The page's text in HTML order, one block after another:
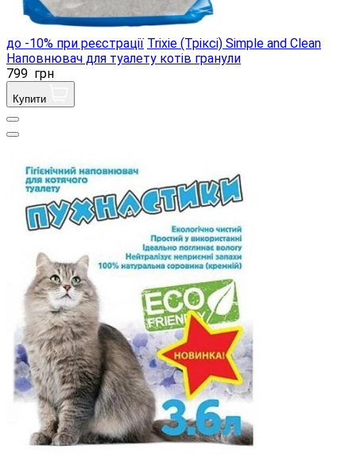
до -10% при реєстрації Trixie (Тріксі) Simple and Clean
Наповнювач для туалету котів гранули
799 грн
Купити